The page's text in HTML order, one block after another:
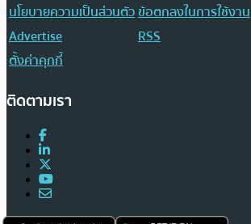
นโยบายความเป็นส่วนตัวข้อตกลงในการใช้งาน
Advertise
RSS
ตั้งค่าคุกกี้
ติดตามเรา